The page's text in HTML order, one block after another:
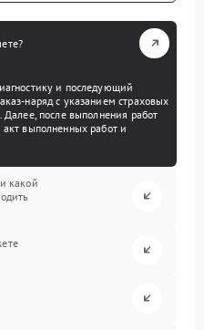
и последующий
наряд с указанием страховых
Далее, после выполнения работ
выполненных работ и
какой